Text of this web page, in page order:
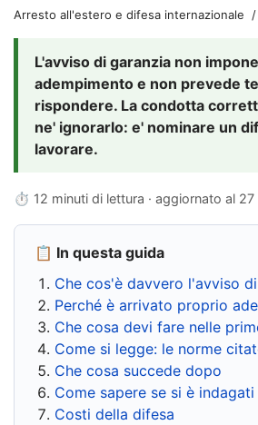
Arresto all'estero e difesa internazionale
L'avviso di garanzia non
adempimento e non prevede
rispondere. La condotta
ne' ignorarlo: e' nominare un
lavorare.
⏱ 12 minuti di lettura · aggiornato al 27
📋 In questa guida
Che cos'è davvero l'avviso
Perché è arrivato proprio
Che cosa devi fare nelle
Come si legge: le norme
Che cosa succede dopo
Come sapere se si è indagati
Costi della difesa